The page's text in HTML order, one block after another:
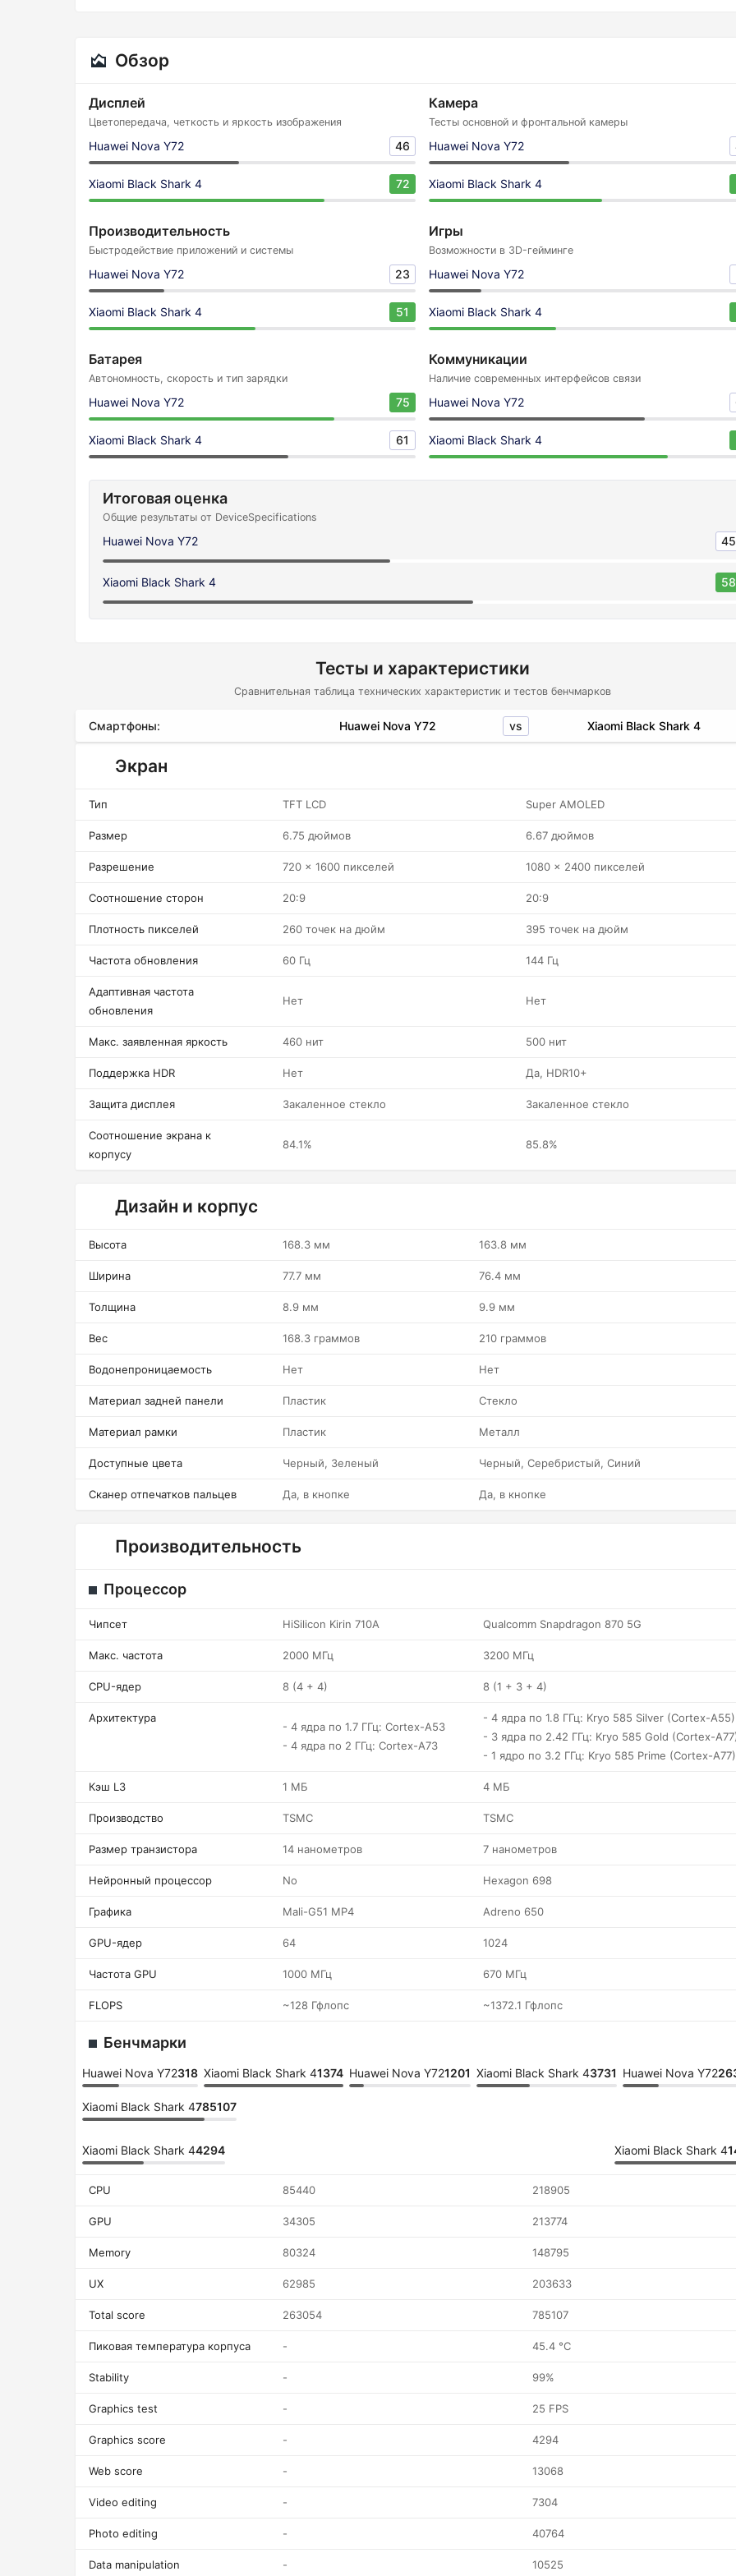
Обзор
Дисплей
Цветопередача, четкость и яркость изображения
Huawei Nova Y72 46
Xiaomi Black Shark 4 72
Камера
Тесты основной и фронтальной камеры
Huawei Nova Y72
Xiaomi Black Shark 4
Производительность
Быстродействие приложений и системы
Huawei Nova Y72 23
Xiaomi Black Shark 4 51
Игры
Возможности в 3D-гейминге
Huawei Nova Y72
Xiaomi Black Shark 4
Батарея
Автономность, скорость и тип зарядки
Huawei Nova Y72 75
Xiaomi Black Shark 4 61
Коммуникации
Наличие современных интерфейсов связи
Huawei Nova Y72
Xiaomi Black Shark 4
Итоговая оценка
Общие результаты от DeviceSpecifications
Huawei Nova Y72 45
Xiaomi Black Shark 4 58
Тесты и характеристики
Сравнительная таблица технических характеристик и тестов бенчмарков
Смартфоны: Huawei Nova Y72 vs Xiaomi Black Shark 4
Экран
Тип TFT LCD Super AMOLED
Размер 6.75 дюймов 6.67 дюймов
Разрешение 720 x 1600 пикселей 1080 x 2400 пикселей
Соотношение сторон 20:9 20:9
Плотность пикселей 260 точек на дюйм 395 точек на дюйм
Частота обновления 60 Гц 144 Гц
Адаптивная частота
обновления
Нет Нет
Макс. заявленная яркость 460 нит 500 нит
Поддержка HDR Нет Да, HDR10+
Защита дисплея Закаленное стекло Закаленное стекло
Соотношение экрана к
корпусу
84.1% 85.8%
Дизайн и корпус
Высота 168.3 мм 163.8 мм
Ширина 77.7 мм 76.4 мм
Толщина 8.9 мм 9.9 мм
Вес 168.3 граммов 210 граммов
Водонепроницаемость Нет Нет
Материал задней панели Пластик Стекло
Материал рамки Пластик Металл
Доступные цвета Черный, Зеленый Черный, Серебристый, Синий
Сканер отпечатков пальцев Да, в кнопке Да, в кнопке
Производительность
Процессор
Чипсет HiSilicon Kirin 710A Qualcomm Snapdragon 870 5G
Макс. частота 2000 МГц 3200 МГц
CPU-ядер 8 (4 + 4) 8 (1 + 3 + 4)
Архитектура
- 4 ядра по 1.7 ГГц: Cortex-A53
- 4 ядра по 2 ГГц: Cortex-A73
- 4 ядра по 1.8 ГГц: Kryo 585 Silver (Cortex-A55)
- 3 ядра по 2.42 ГГц: Kryo 585 Gold (Cortex-
- 1 ядро по 3.2 ГГц: Kryo 585 Prime (Cortex-A77)
Кэш L3 1 МБ 4 МБ
Производство TSMC TSMC
Размер транзистора 14 нанометров 7 нанометров
Нейронный процессор No Hexagon 698
Графика Mali-G51 MP4 Adreno 650
GPU-ядер 64 1024
Частота GPU 1000 МГц 670 МГц
FLOPS ~128 Гфлопс ~1372.1 Гфлопс
Бенчмарки
Huawei Nova Y72318 Xiaomi Black Shark 41374 Huawei Nova Y721201 Xiaomi Black Shark 43731 Huawei Nova Y72
Xiaomi Black Shark 4785107
Xiaomi Black Shark 44294 Xiaomi Black Shark 4
CPU 85440 218905
GPU 34305 213774
Memory 80324 148795
UX 62985 203633
Total score 263054 785107
Пиковая температура корпуса - 45.4 °C
Stability - 99%
Graphics test - 25 FPS
Graphics score - 4294
Web score - 13068
Video editing - 7304
Photo editing - 40764
Data manipulation - 10525